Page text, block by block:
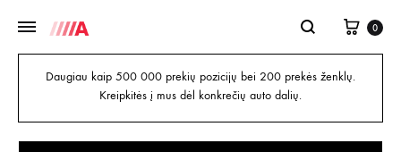
0
Daugiau kaip 500 000 prekių pozicijų bei 200 prekės ženklų.
Kreipkitės į mus dėl konkrečių auto dalių.